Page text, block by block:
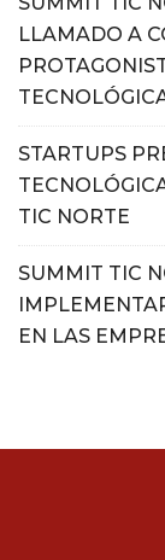
LLAMADO A
STARTUPS
TIC NORTE
SUMMIT TIC
EN LAS